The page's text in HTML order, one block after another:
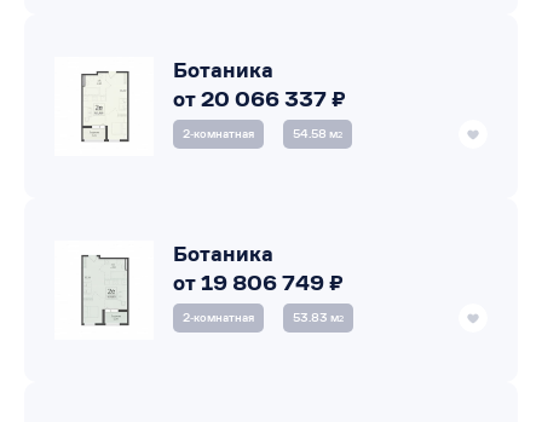
Ботаника
от 20 066 337 ₽
2‑комнатная 54.58 м2
Ботаника
от 19 806 749 ₽
2‑комнатная 53.83 м2